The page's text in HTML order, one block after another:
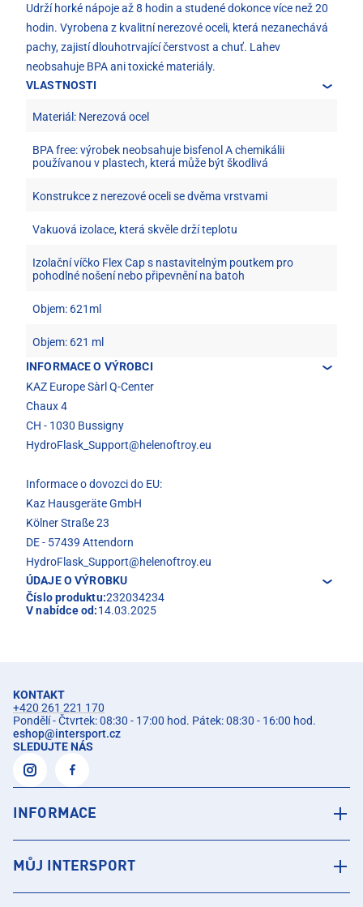
Udrží horké nápoje až 8 hodin a studené dokonce více než 20
hodin. Vyrobena z kvalitní nerezové oceli, která nezanechává
pachy, zajistí dlouhotrvající čerstvost a chuť. Lahev
neobsahuje BPA ani toxické materiály.
VLASTNOSTI
Materiál: Nerezová ocel
BPA free: výrobek neobsahuje bisfenol A chemikálii
používanou v plastech, která může být škodlivá
Konstrukce z nerezové oceli se dvěma vrstvami
Vakuová izolace, která skvěle drží teplotu
Izolační víčko Flex Cap s nastavitelným poutkem pro
pohodlné nošení nebo připevnění na batoh
Objem: 621ml
Objem: 621 ml
INFORMACE O VÝROBCI
KAZ Europe Sàrl Q-Center
Chaux 4
CH - 1030 Bussigny
HydroFlask_Support@helenoftroy.eu
Informace o dovozci do EU:
Kaz Hausgeräte GmbH
Kölner Straße 23
DE - 57439 Attendorn
HydroFlask_Support@helenoftroy.eu
ÚDAJE O VÝROBKU
Číslo produktu:232034234
V nabídce od:14.03.2025
KONTAKT
+420 261 221 170
Pondělí - Čtvrtek: 08:30 - 17:00 hod. Pátek: 08:30 - 16:00 hod.
eshop@intersport.cz
SLEDUJTE NÁS
INFORMACE
MŮJ INTERSPORT